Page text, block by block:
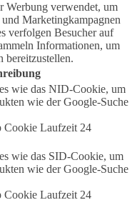
Werbung verwendet, um
Marketingkampagnen
verfolgen Besucher auf
Informationen, um
bereitzustellen.
wie das NID-Cookie, um
wie der Google-Suche
Cookie Laufzeit 24
wie das SID-Cookie, um
wie der Google-Suche
Cookie Laufzeit 24